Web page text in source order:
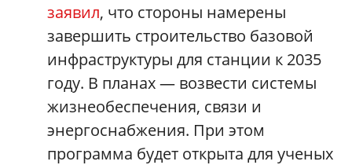
заявил, что стороны намерены
завершить строительство базовой
инфраструктуры для станции к 2035
году. В планах — возвести системы
жизнеобеспечения, связи и
энергоснабжения. При этом
программа будет открыта для ученых